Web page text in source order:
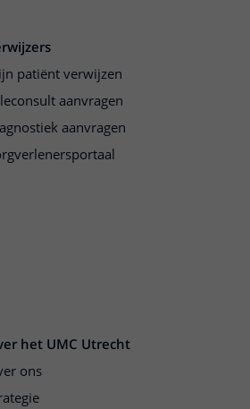
patiënt verwijzen
aanvragen
aanvragen
het UMC Utrecht
ons